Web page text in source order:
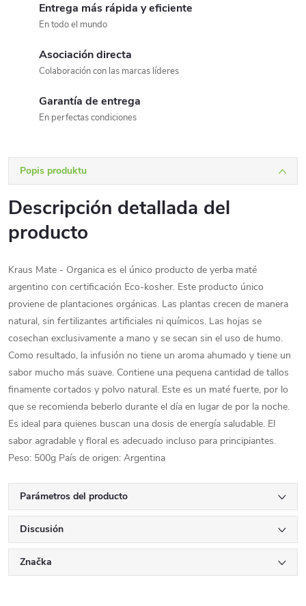
Entrega más rápida y eficiente
En todo el mundo
Asociación directa
Colaboración con las marcas líderes
Garantía de entrega
En perfectas condiciones
Popis produktu
Descripción detallada del
producto
Kraus Mate - Organica es el único producto de yerba maté
argentino con certificación Eco-kosher. Este producto único
proviene de plantaciones orgánicas. Las plantas crecen de manera
natural, sin fertilizantes artificiales ni químicos. Las hojas se
cosechan exclusivamente a mano y se secan sin el uso de humo.
Como resultado, la infusión no tiene un aroma ahumado y tiene un
sabor mucho más suave. Contiene una pequena cantidad de tallos
finamente cortados y polvo natural. Este es un maté fuerte, por lo
que se recomienda beberlo durante el día en lugar de por la noche.
Es ideal para quienes buscan una dosis de energía saludable. El
sabor agradable y floral es adecuado incluso para principiantes.
Peso: 500g País de origen: Argentina
Parámetros del producto
Discusión
Značka